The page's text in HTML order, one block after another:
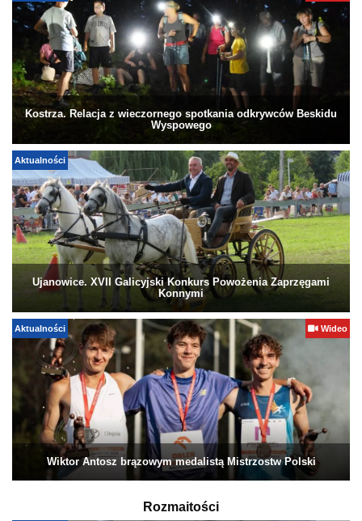
Kostrza. Relacja z wieczornego spotkania odkrywców Beskidu
Wyspowego
Aktualności
Ujanowice. XVII Galicyjski Konkurs Powożenia Zaprzęgami
Konnymi
Aktualności Wideo
Wiktor Antosz brązowym medalistą Mistrzostw Polski
Rozmaitości